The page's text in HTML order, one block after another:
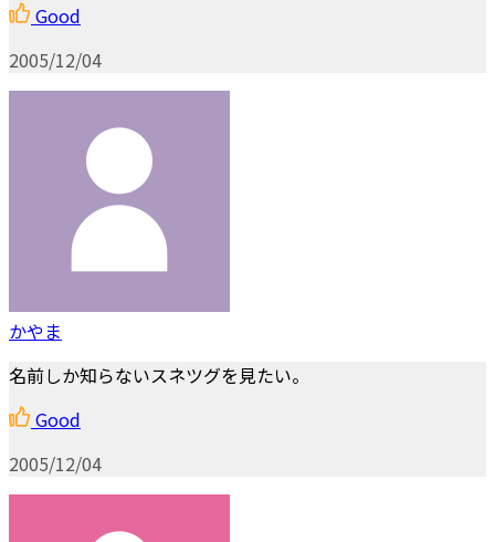
Good
2005/12/04
かやま
名前しか知らないスネツグを見たい。
Good
2005/12/04